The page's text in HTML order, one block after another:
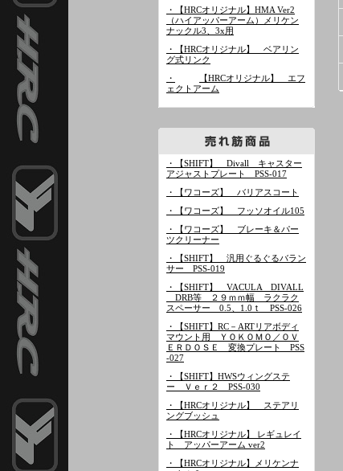
・【HRCオリジナル】HMA Ver2
（ハイアッパーアーム）メリケン
ナックル3、3x用
・【HRCオリジナル】 ベアリン
グ式リンク
・
【HRCオリジナル】 エフ
ェクトアーム
・【SHIFT】 Divall キャスター
アジャストプレート PSS-017
・【ワコーズ】 バリアスコート
・【ワコーズ】 フッソオイル105
・【ワコーズ】 ブレーキ＆パー
ツクリーナー
・【SHIFT】 汎用ぐるぐるバラン
サー PSS-019
・【SHIFT】 VACULA DIVALL
DRB等 ２９ｍｍ幅 ラクラク
スペーサー 0.5、1.0ｔ PSS-026
・【SHIFT】RC－ARTリアボディ
マウント用 ＹＯＫＯＭＯ／ＯＶ
ＥＲＤＯＳＥ 変換プレート PSS
-027
・【SHIFT】HWSウィングステ
ー Ｖｅｒ２ PSS-030
・【HRCオリジナル】 ステアリ
ングブッシュ
・【HRCオリジナル】 レギュレイ
ト アッパーアーム ver2
・【HRCオリジナル】メリケンナ